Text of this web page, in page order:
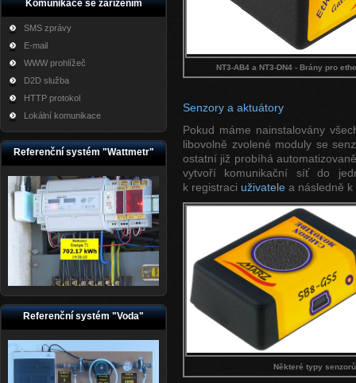
Komunikace se zařízením
SMS zprávy
E-mail
WWW prohlížeč
D2D služba
HTTP protokol
Lokální komunikace
Referenční systém "Wattmetr"
Referenční systém "Voda"
NT3-AB4 a NT3-DN4 - Brány pro
Senzory a aktuátory
Pokud máme nainstalovány
libovolně zvolené moduly se
ostatní již probíhá
vytvoří komunikační síť do
k registraci uživatele a následně
Některé typy